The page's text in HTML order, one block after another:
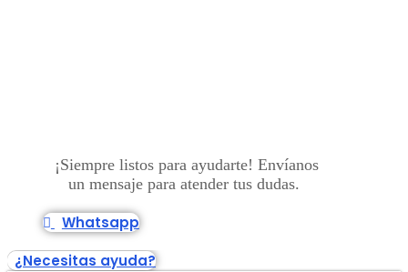
¡Siempre listos para ayudarte! Envíanos
un mensaje para atender tus dudas.
Whatsapp
¿Necesitas ayuda?